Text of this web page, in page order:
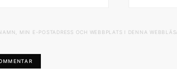
MIN E-POSTADRESS OCH WEBBPLATS I DENNA